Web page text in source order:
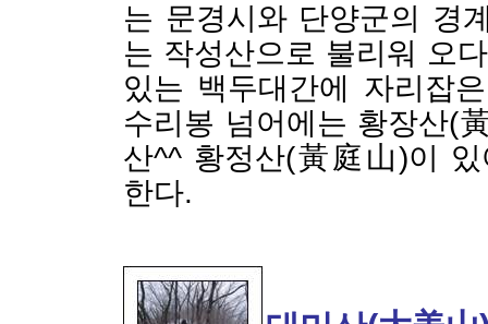
는 문경시와 단양군의 경
는 작성산으로 불리워 오
있는 백두대간에 자리잡
수리봉 넘어에는 황장산(
산^^ 황정산(黃庭山)이
한다.